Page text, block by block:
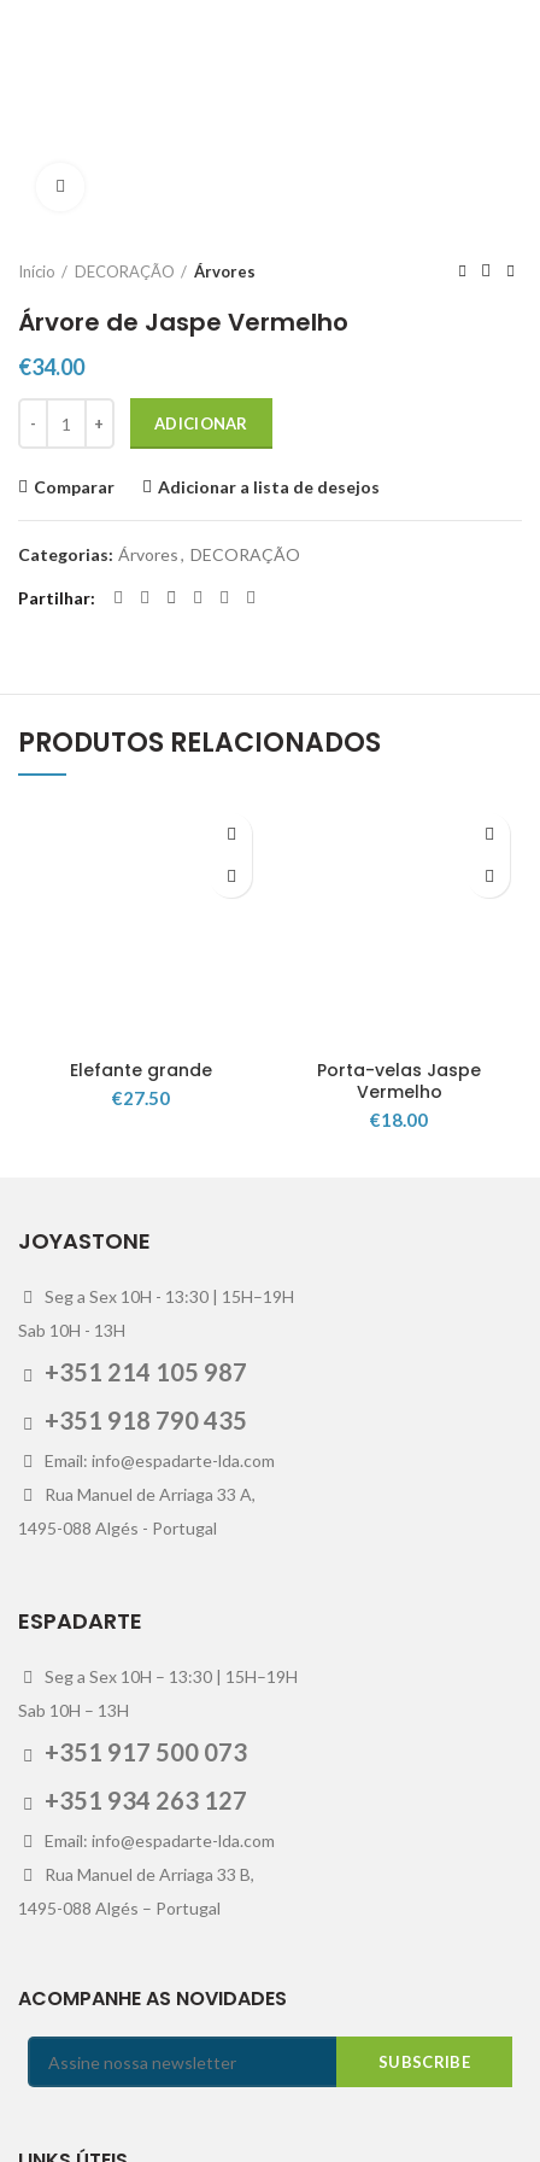
Início DECORAÇÃO Árvores
Árvore de Jaspe Vermelho
€34.00
ADICIONAR
Comparar Adicionar a lista de desejos
Categorias: Árvores, DECORAÇÃO
Partilhar
PRODUTOS RELACIONADOS
Elefante grande
€27.50
Porta-velas Jaspe
Vermelho
€18.00
JOYASTONE
Seg a Sex 10H - 13:30 | 15H–19H
Sab 10H - 13H
+351 214 105 987
+351 918 790 435
Email: info@espadarte-lda.com
Rua Manuel de Arriaga 33 A,
1495-088 Algés - Portugal
ESPADARTE
Seg a Sex 10H – 13:30 | 15H–19H
Sab 10H – 13H
+351 917 500 073
+351 934 263 127
Email: info@espadarte-lda.com
Rua Manuel de Arriaga 33 B,
1495-088 Algés – Portugal
ACOMPANHE AS NOVIDADES